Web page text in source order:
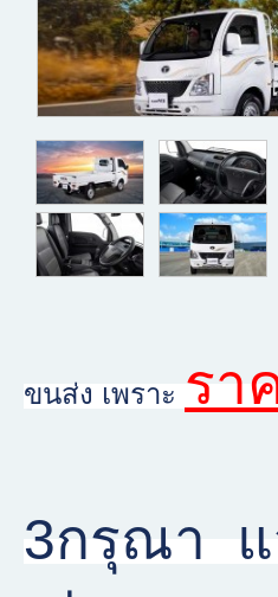
ขนส่ง เพราะ รา
3กรุณา แ